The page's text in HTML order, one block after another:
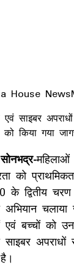
House News
को
के द्वितीय
चलाया
एवं बच्चों को
साइबर